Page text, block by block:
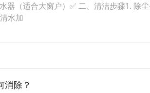
器（适合大窗户）✅ 二、清洁步骤1. 除
水加
消除？